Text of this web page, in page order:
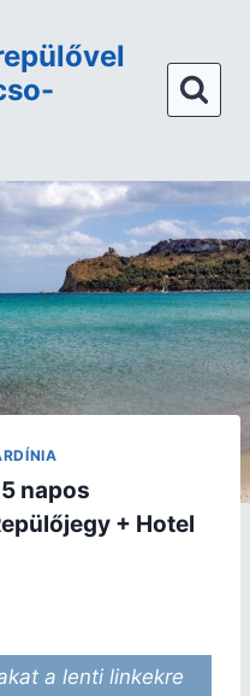
napos
+ Hotel
a lenti linkekre